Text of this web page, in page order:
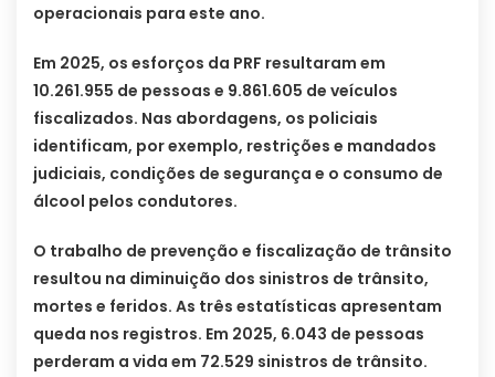
operacionais para este ano.
Em 2025, os esforços da PRF resultaram em
10.261.955 de pessoas e 9.861.605 de veículos
fiscalizados. Nas abordagens, os policiais
identificam, por exemplo, restrições e mandados
judiciais, condições de segurança e o consumo de
álcool pelos condutores.
O trabalho de prevenção e fiscalização de trânsito
resultou na diminuição dos sinistros de trânsito,
mortes e feridos. As três estatísticas apresentam
queda nos registros. Em 2025, 6.043 de pessoas
perderam a vida em 72.529 sinistros de trânsito.